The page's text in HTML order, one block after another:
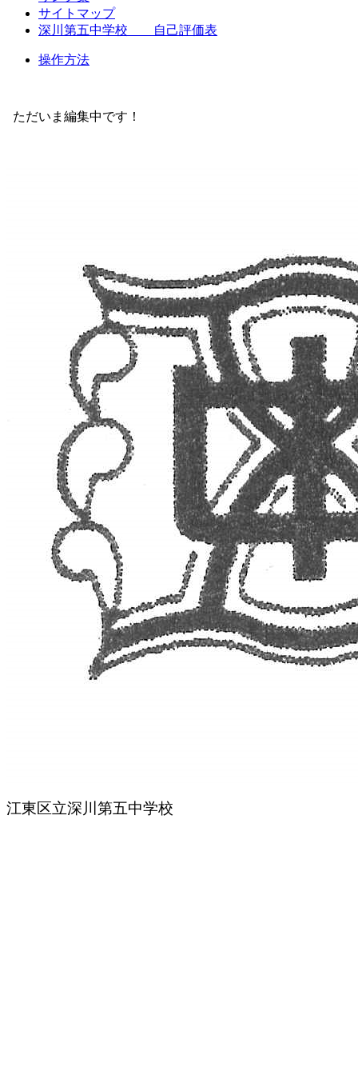
サイトマップ
深川第五中学校 自己評価表
操作方法
ただいま編集中です！
江東区立深川第五中学校